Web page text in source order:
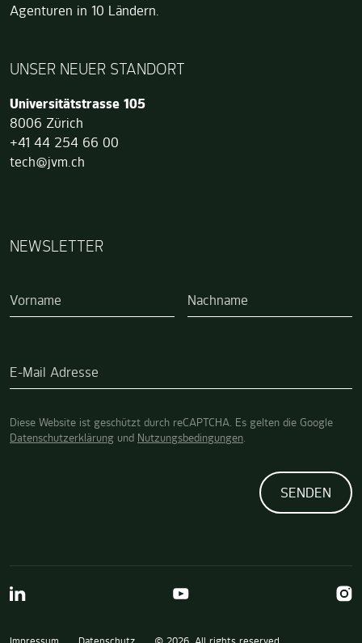
Agenturen in 10 Ländern.
UNSER NEUER STANDORT
Jung von Matt TECH
Universitätstrasse 105
8006 Zürich
+41 44 254 66 00
tech@jvm.ch
NEWSLETTER
Vorname
Nachname
E-Mail Adresse
Diese Website ist geschützt durch reCAPTCHA. Es gelten die Google
Datenschutzerklärung und Nutzungsbedingungen.
SENDEN